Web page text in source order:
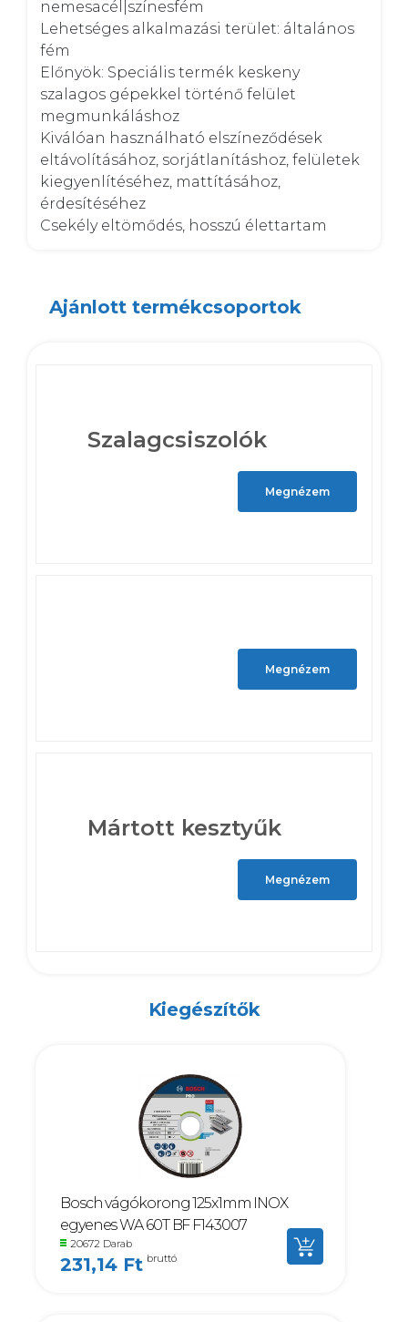
nemesacél|színesfém
Lehetséges alkalmazási terület: általános
fém
Előnyök: Speciális termék keskeny
szalagos gépekkel történő felület
megmunkáláshoz
Kiválóan használható elszíneződések
eltávolításához, sorjátlanításhoz, felületek
kiegyenlítéséhez, mattításához,
érdesítéséhez
Csekély eltömődés, hosszú élettartam
Ajánlott termékcsoportok
Szalagcsiszolók
Megnézem
Megnézem
Mártott kesztyűk
Megnézem
Kiegészítők
Bosch vágókorong 125x1mm INOX
egyenes WA 60T BF F143007
20672 Darab
231,14 Ft bruttó